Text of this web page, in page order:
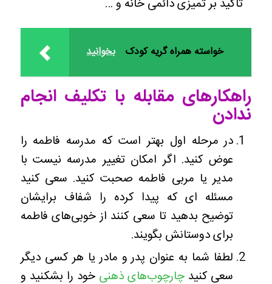
تاکید بر تمیزی دائمی خانه و …
بخوانید خواسته همراه گریه کودک
راهکارهای مقابله با تکلیف انجام
ندادن
در مرحله اول بهتر است که مدرسه فاطمه را
عوض کنید. اگر امکان تغییر مدرسه نیست با
مدیر یا مربی فاطمه صحبت کنید. سعی کنید
مسئله ای که پیدا کرده را شفاف برایشان
توضیح بدهید تا سعی کنند از خوبی‌های فاطمه
برای دوستانش بگویند.
لطفا شما به عنوان پدر و مادر یا هر کسی دیگر
سعی کنید چارچوب‌های ذهنی خود را بشکنید و